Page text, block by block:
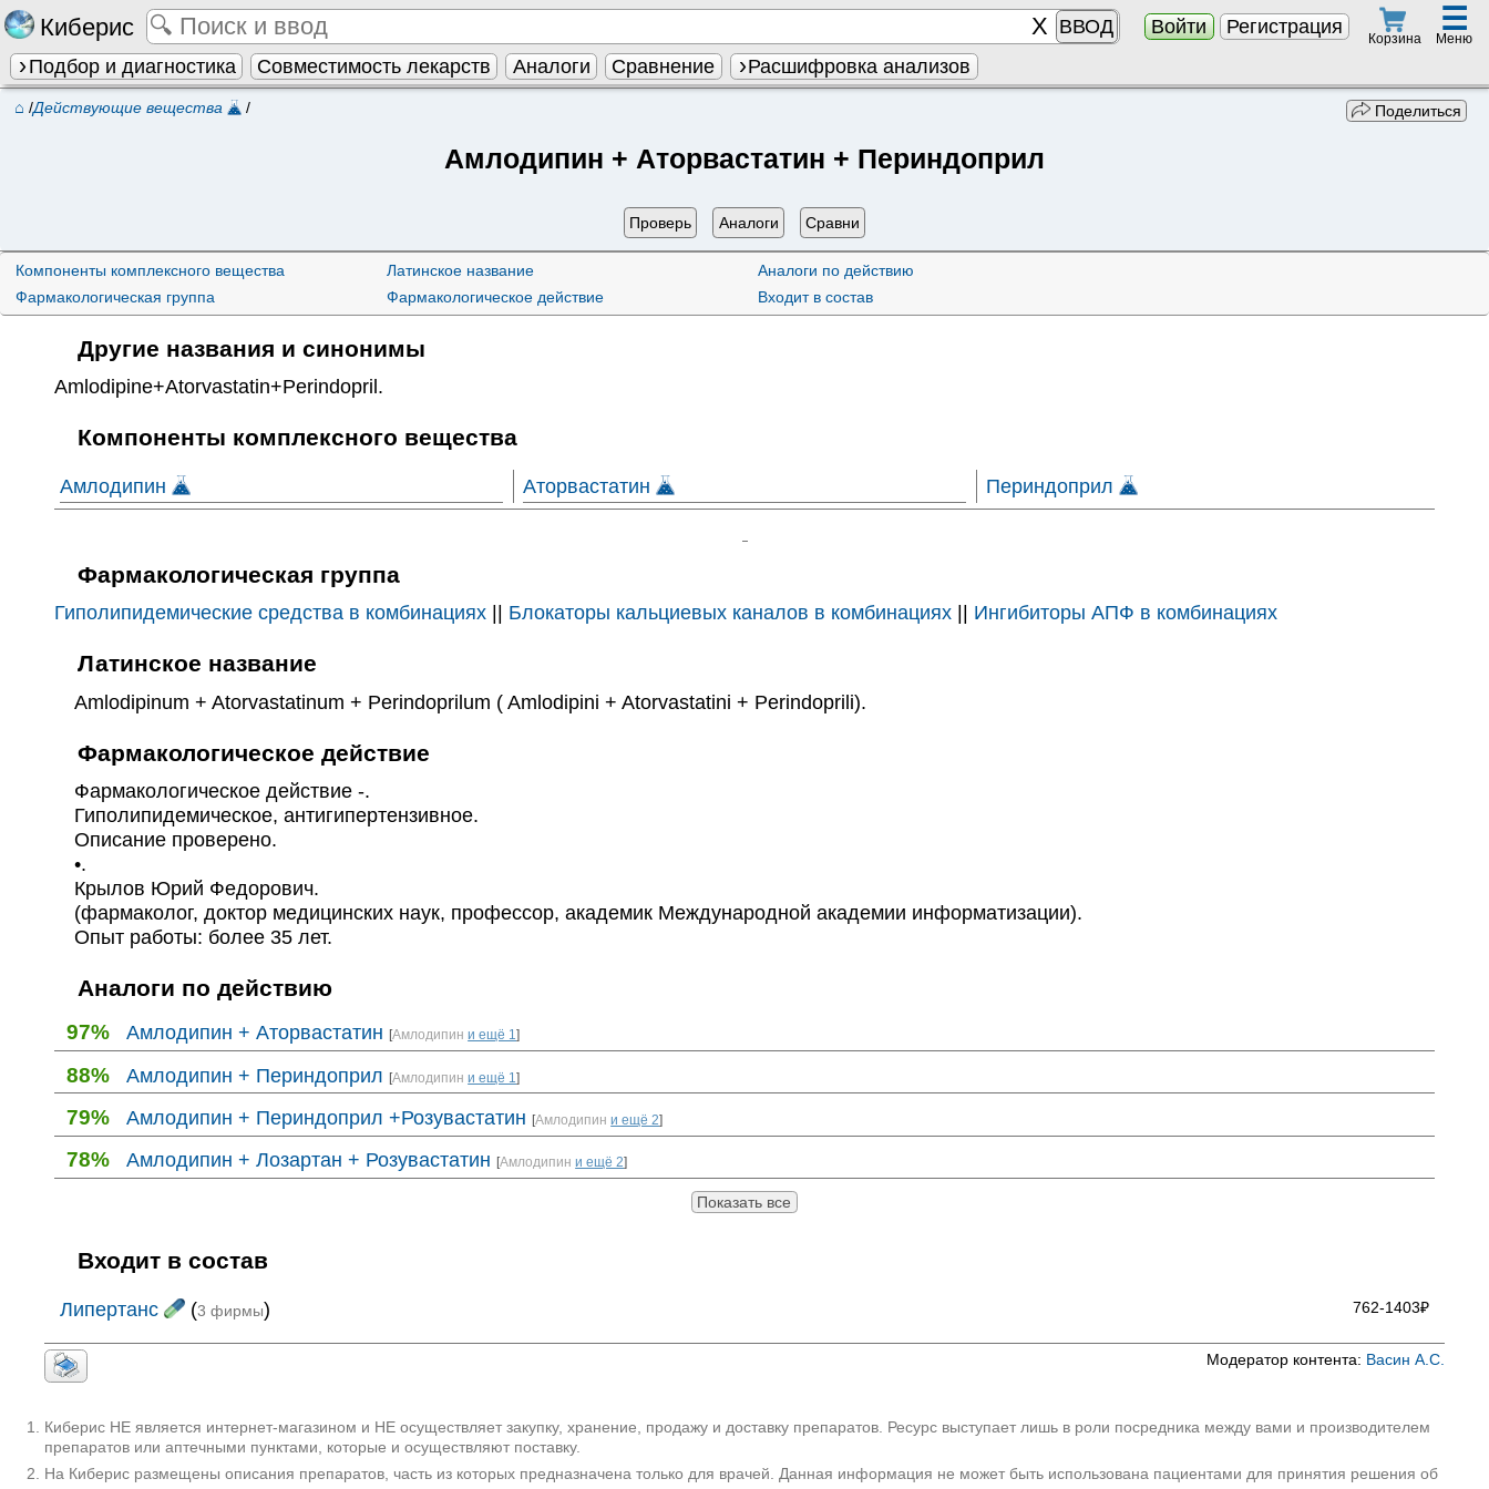
Киберис ВВОД Войти Регистрация
Корзина
☰
Меню
Подбор и диагностика Совместимость лекарств Аналоги Сравнение Расшифровка анализов
⌂ /Действующие вещества / Поделиться
Амлодипин + Аторвастатин + Периндоприл
Проверь Аналоги Сравни
Компоненты комплексного вещества
Фармакологическая группа
Латинское название
Фармакологическое действие
Аналоги по действию
Входит в состав
Другие названия и синонимы
Amlodipine+Atorvastatin+Perindopril .
Компоненты комплексного вещества
Амлодипин Аторвастатин Периндоприл
Фармакологическая группа
Гиполипидемические средства в комбинациях Блокаторы кальциевых каналов в комбинациях Ингибиторы АПФ в комбинациях
Латинское название
Amlodipinum + Atorvastatinum + Perindoprilum ( Amlodipini + Atorvastatini + Perindoprili).
Фармакологическое действие
Фармакологическое действие -.
Гиполипидемическое, антигипертензивное.
Описание проверено.
•.
Крылов Юрий Федорович.
(фармаколог, доктор медицинских наук, профессор, академик Международной академии информатизации).
Опыт работы: более 35 лет.
Аналоги по действию
97% Амлодипин + Аторвастатин [Амлодипин и ещё 1]
88% Амлодипин + Периндоприл [Амлодипин и ещё 1]
79% Амлодипин + Периндоприл +Розувастатин [Амлодипин и ещё 2]
78% Амлодипин + Лозартан + Розувастатин [Амлодипин и ещё 2]
Показать все
Входит в состав
762-1403₽
Липертанс (3 фирмы)
Модератор контента: Васин А.С.
Киберис НЕ является интернет-магазином и НЕ осуществляет закупку, хранение, продажу и доставку препаратов. Ресурс выступает лишь в роли посредника между вами и производителем
препаратов или аптечными пунктами, которые и осуществляют поставку.
На Киберис размещены описания препаратов, часть из которых предназначена только для врачей. Данная информация не может быть использована пациентами для принятия решения об